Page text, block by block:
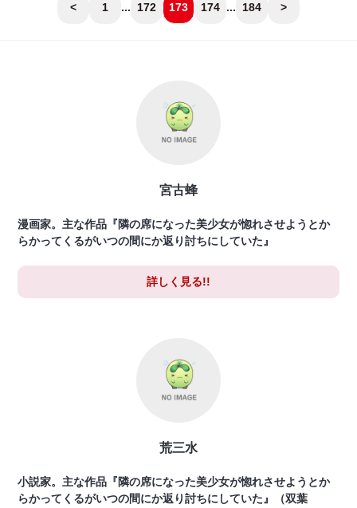
< 1 ... 172 173 174 ... 184 >
宮古蜂
漫画家。主な作品『隣の席になった美少女が惚れさせようとか
らかってくるがいつの間にか返り討ちにしていた』
詳しく見る!!
荒三水
小説家。主な作品『隣の席になった美少女が惚れさせようとか
らかってくるがいつの間にか返り討ちにしていた』（双葉